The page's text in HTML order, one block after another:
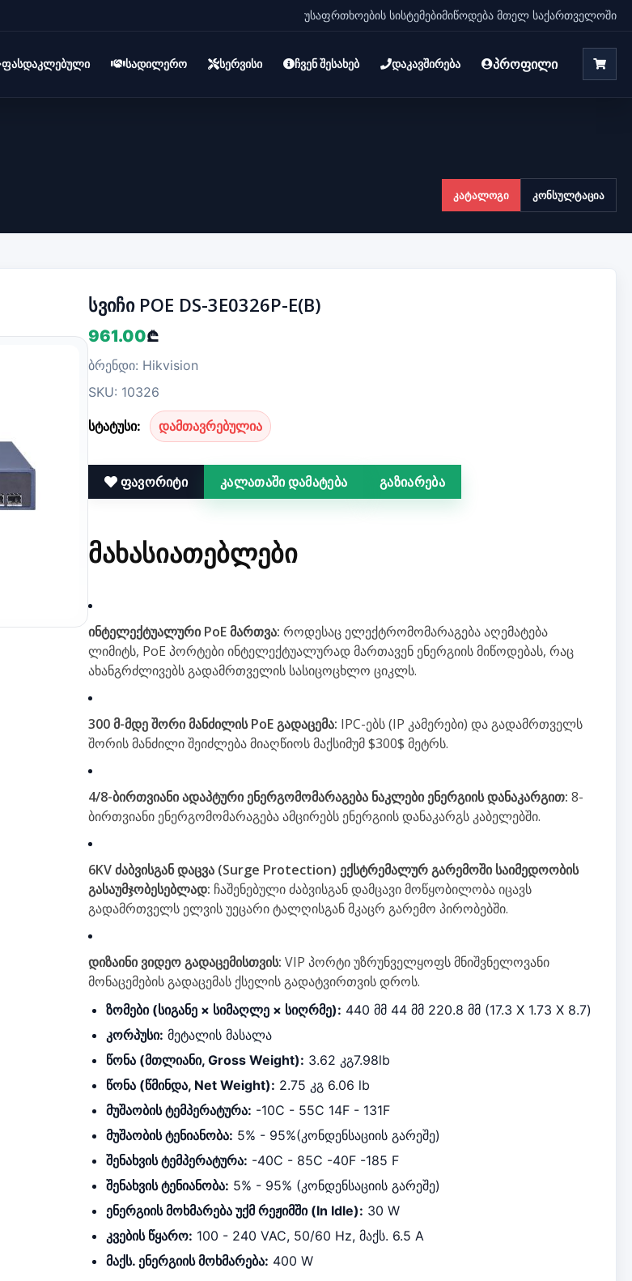
უსაფრთხოების სისტემებიმიწოდება მთელ საქართველოში
ფასდაკლებული სადილერო სერვისი ჩვენ შესახებ დაკავშირება პროფილი
კატალოგი კონსულტაცია
სვიჩი POE DS-3E0326P-E(B)
961.00₾
ბრენდი: Hikvision
SKU: 10326
სტატუსი: დამთავრებულია
ფავორიტი კალათაში დამატება გაზიარება
ᲛᲐᲮᲐᲡᲘᲐᲗᲔᲑᲚᲔᲑᲘ
ინტელექტუალური PoE მართვა: როდესაც ელექტრომომარაგება აღემატება
ლიმიტს, PoE პორტები ინტელექტუალურად მართავენ ენერგიის მიწოდებას, რაც
ახანგრძლივებს გადამრთველის სასიცოცხლო ციკლს.
300 მ-მდე შორი მანძილის PoE გადაცემა: IPC-ებს (IP კამერები) და გადამრთველს
შორის მანძილი შეიძლება მიაღწიოს მაქსიმუმ$300$ მეტრს.
4/8-ბირთვიანი ადაპტური ენერგომომარაგება ნაკლები ენერგიის დანაკარგით: 8-
ბირთვიანი ენერგომომარაგება ამცირებს ენერგიის დანაკარგს კაბელებში.
6KV ძაბვისგან დაცვა (Surge Protection) ექსტრემალურ გარემოში საიმედოობის
გასაუმჯობესებლად: ჩაშენებული ძაბვისგან დამცავი მოწყობილობა იცავს
გადამრთველს ელვის უეცარი ტალღისგან მკაცრ გარემო პირობებში.
დიზაინი ვიდეო გადაცემისთვის: VIP პორტი უზრუნველყოფს მნიშვნელოვანი
მონაცემების გადაცემას ქსელის გადატვირთვის დროს.
ზომები (სიგანე × სიმაღლე × სიღრმე): 440 მმ 44 მმ 220.8 მმ (17.3 X 1.73 X 8.7)
კორპუსი: მეტალის მასალა
წონა (მთლიანი, Gross Weight): 3.62 კგ7.98lb
წონა (წმინდა, Net Weight): 2.75 კგ 6.06 lb
მუშაობის ტემპერატურა: -10C - 55C 14F - 131F
მუშაობის ტენიანობა: 5% - 95%(კონდენსაციის გარეშე)
შენახვის ტემპერატურა: -40C - 85C -40F -185 F
შენახვის ტენიანობა: 5% - 95% (კონდენსაციის გარეშე)
ენერგიის მოხმარება უქმ რეჟიმში (In Idle): 30 W
კვების წყარო: 100 - 240 VAC, 50/60 Hz, მაქს. 6.5 A
მაქს. ენერგიის მოხმარება: 400 W